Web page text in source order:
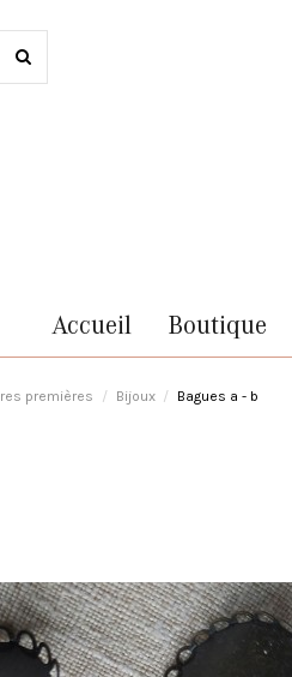
Accueil Boutique
premières Bijoux Bagues a - b